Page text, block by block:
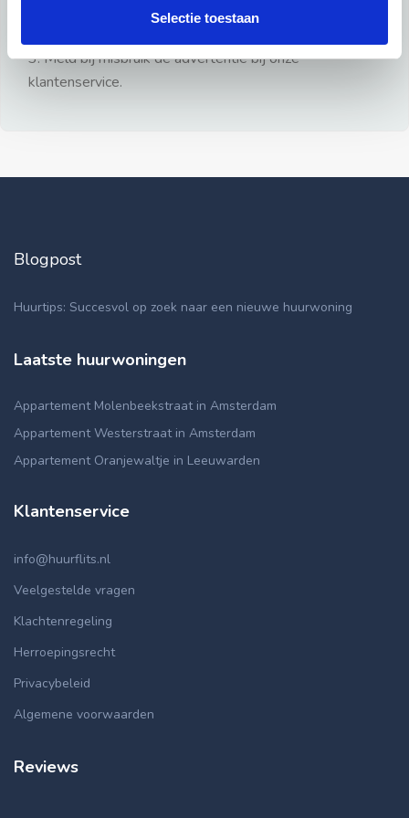
Selectie toestaan
3: Meld bij misbruik de advertentie bij onze
klantenservice.
Blogpost
Huurtips: Succesvol op zoek naar een nieuwe huurwoning
Laatste huurwoningen
Appartement Molenbeekstraat in Amsterdam
Appartement Westerstraat in Amsterdam
Appartement Oranjewaltje in Leeuwarden
Klantenservice
info@huurflits.nl
Veelgestelde vragen
Klachtenregeling
Herroepingsrecht
Privacybeleid
Algemene voorwaarden
Reviews